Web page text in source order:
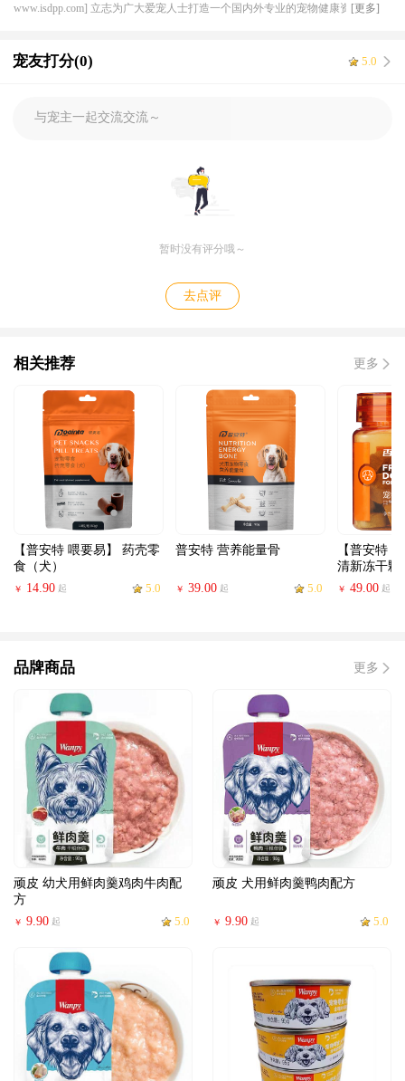
www.isdpp.com] 立志为广大爱宠人士打造一个国内外专业的宠物健康资讯平
优势，提供一体化服务，解决宠物健康需求。
[更多]
宠友打分(0) 5.0
与宠主一起交流交流～
暂时没有评分哦～
去点评
相关推荐 更多
【普安特 喂要易】 药壳零
食（犬）
￥ 14.90 起 5.0
普安特 营养能量骨
￥ 39.00 起 5.0
【普安特
清新冻干颗
￥ 49.00 起
品牌商品 更多
顽皮 幼犬用鲜肉羹鸡肉牛肉配
方
￥ 9.90 起 5.0
顽皮 犬用鲜肉羹鸭肉配方
￥ 9.90 起 5.0